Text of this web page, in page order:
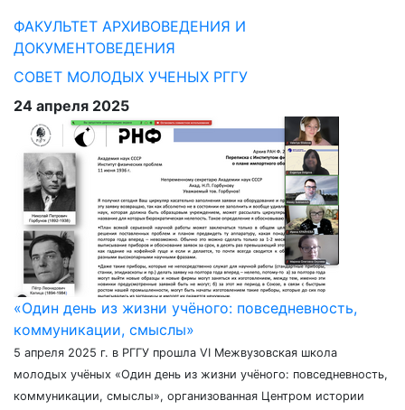
ФАКУЛЬТЕТ АРХИВОВЕДЕНИЯ И
ДОКУМЕНТОВЕДЕНИЯ
СОВЕТ МОЛОДЫХ УЧЕНЫХ РГГУ
24 апреля 2025
«Один день из жизни учёного: повседневность,
коммуникации, смыслы»
5 апреля 2025 г. в РГГУ прошла VI Межвузовская школа
молодых учёных «Один день из жизни учёного: повседневность,
коммуникации, смыслы», организованная Центром истории